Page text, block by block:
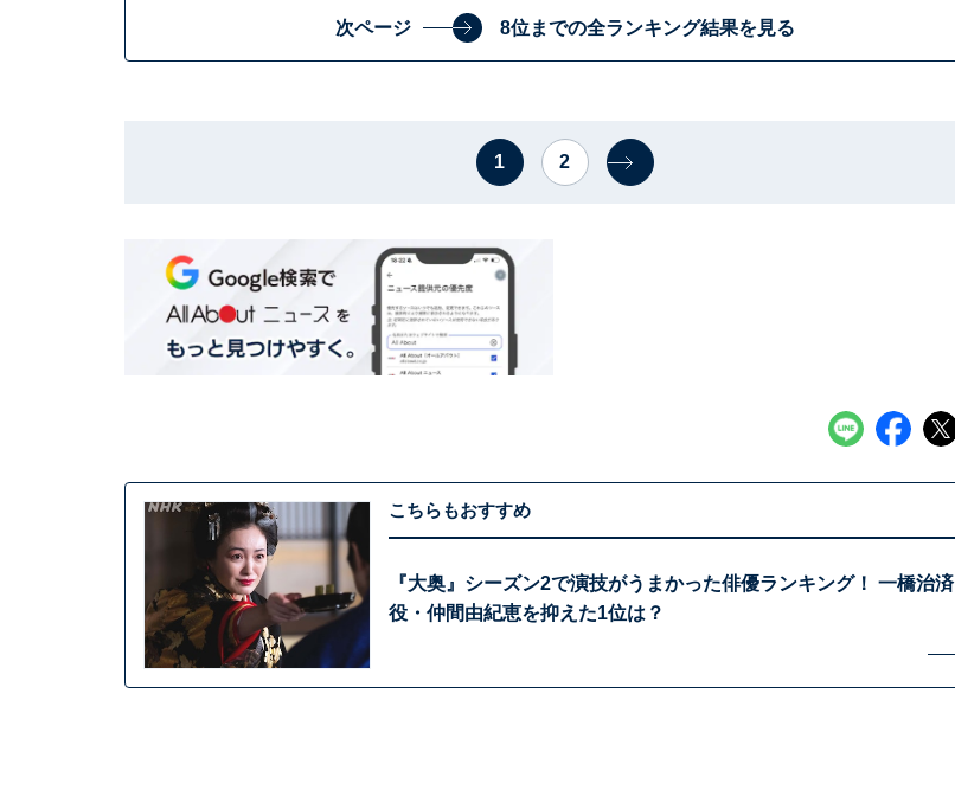
次ページ 8位までの全ランキング結果を見る
1 2
こちらもおすすめ
『大奥』シーズン2で演技がうまかった俳優ランキング！ 一橋治済
役・仲間由紀恵を抑えた1位は？